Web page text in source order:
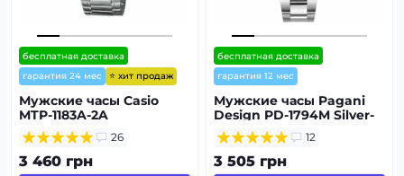
бесплатная доставка
гарантия 24 мес
⭐ хит продаж
Мужские часы Casio
MTP-1183A-2A
26
3 460 грн
бесплатная доставка
гарантия 12 мес
Мужские часы Pagani
Design PD-1794M Silver-
Green
12
3 505 грн